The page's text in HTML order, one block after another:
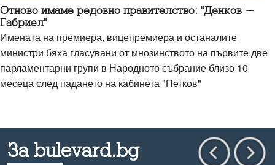
Отново имаме редовно правителство: "Денков -
Габриел"
Имената на премиера, вицепремиера и останалите
министри бяха гласувани от мнозинството на първите две
парламентарни групи в Народното събрание близо 10
месеца след падането на кабинета "Петков"
За bulevard.bg